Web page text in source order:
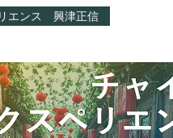
エンス 興津正信